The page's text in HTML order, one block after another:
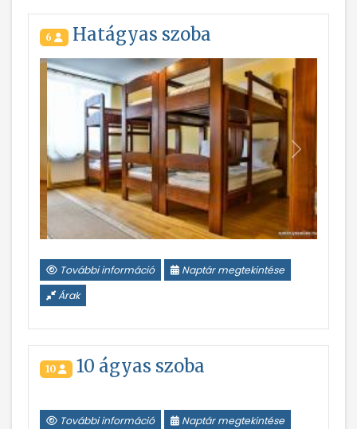
6 Hatágyas szoba
Vissza
További információ
Naptár megtekintése
Árak
10 10 ágyas szoba
További információ
Naptár megtekintése